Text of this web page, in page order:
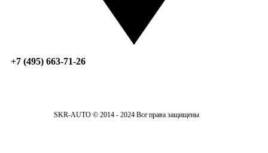
+7 (495) 663-71-26
SKR-AUTO © 2014 - 2024 Все права защищены